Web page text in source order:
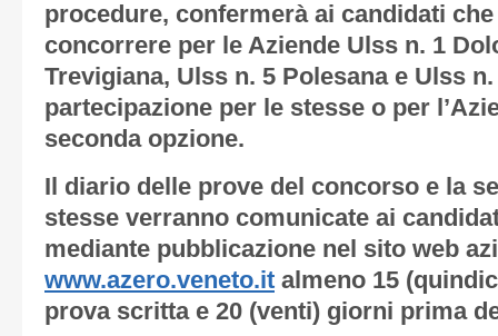
procedure, confermerà ai candidati
concorrere per le Aziende Ulss n. 1
Trevigiana, Ulss n. 5 Polesana e Ulss
partecipazione per le stesse o per
seconda opzione.
Il diario delle prove del concorso e la
stesse verranno comunicate ai
mediante pubblicazione nel sito web
www.azero.veneto.it almeno 15
prova scritta e 20 (venti) giorni prima